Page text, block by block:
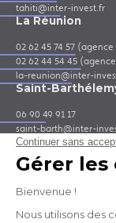
tahiti@inter-invest.fr
La Réunion
02 62 45 74 57 (agence
02 62 44 54 45
la-reunion@inter-
Saint-
06 90 49 91 17
saint-barth@inter-
Saint-Martin
06 90 41 64 55